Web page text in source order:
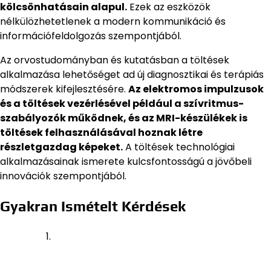
kölcsönhatásain alapul. Ezek az eszközök
nélkülözhetetlenek a modern kommunikáció és
információfeldolgozás szempontjából.
Az orvostudományban és kutatásban a töltések
alkalmazása lehetőséget ad új diagnosztikai és terápiás
módszerek kifejlesztésére. Az elektromos impulzusok
és a töltések vezérlésével például a szívritmus-
szabályozók működnek, és az MRI-készülékek is
töltések felhasználásával hoznak létre
részletgazdag képeket.A töltések technológiai
alkalmazásainak ismerete kulcsfontosságú a jövőbeli
innovációk szempontjából.
Gyakran Ismételt Kérdések